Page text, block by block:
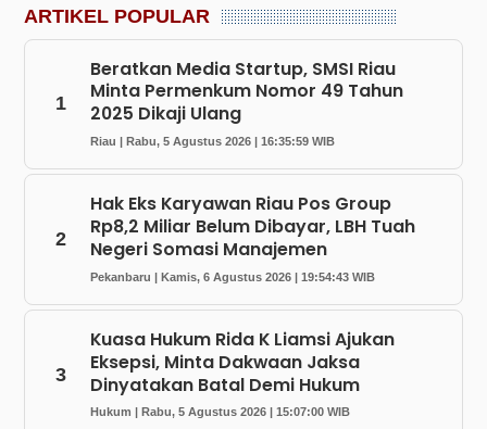
ARTIKEL POPULAR
1
Beratkan Media Startup, SMSI Riau
Minta Permenkum Nomor 49 Tahun
2025 Dikaji Ulang
Riau | Rabu, 5 Agustus 2026 | 16:35:59 WIB
2
Hak Eks Karyawan Riau Pos Group
Rp8,2 Miliar Belum Dibayar, LBH Tuah
Negeri Somasi Manajemen
Pekanbaru | Kamis, 6 Agustus 2026 | 19:54:43 WIB
3
Kuasa Hukum Rida K Liamsi Ajukan
Eksepsi, Minta Dakwaan Jaksa
Dinyatakan Batal Demi Hukum
Hukum | Rabu, 5 Agustus 2026 | 15:07:00 WIB